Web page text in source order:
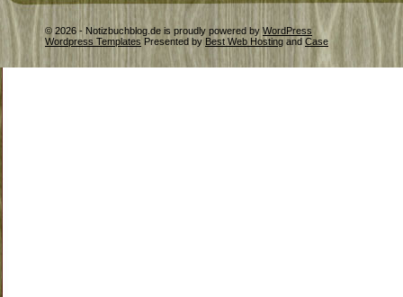
© 2026 - Notizbuchblog.de is proudly powered by WordPress
Wordpress Templates Presented by Best Web Hosting and Case